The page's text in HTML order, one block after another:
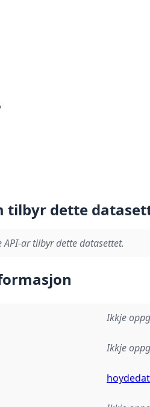
tilbyr dette
ar tilbyr dette datasettet.
Ikkje
Ikkje